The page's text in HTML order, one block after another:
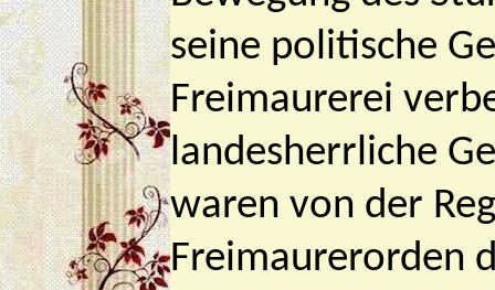
seine politische
Freimaurerei
landesherrliche
waren von der
Freimaurerorden